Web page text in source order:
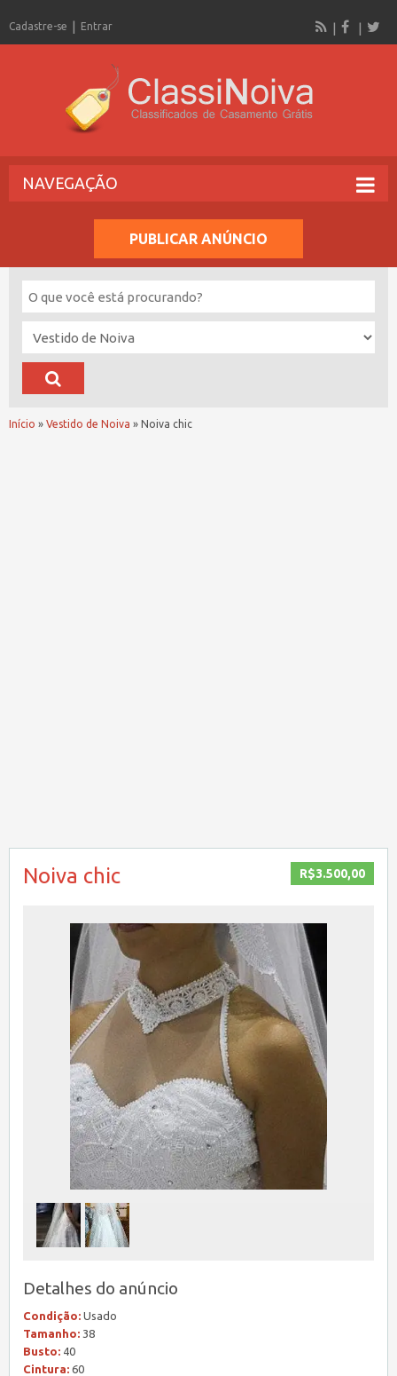
Cadastre-se Entrar
NAVEGAÇÃO
PUBLICAR ANÚNCIO
Início » Vestido de Noiva » Noiva chic
R$3.500,00
Noiva chic
Detalhes do anúncio
Condição: Usado
Tamanho: 38
Busto: 40
Cintura: 60